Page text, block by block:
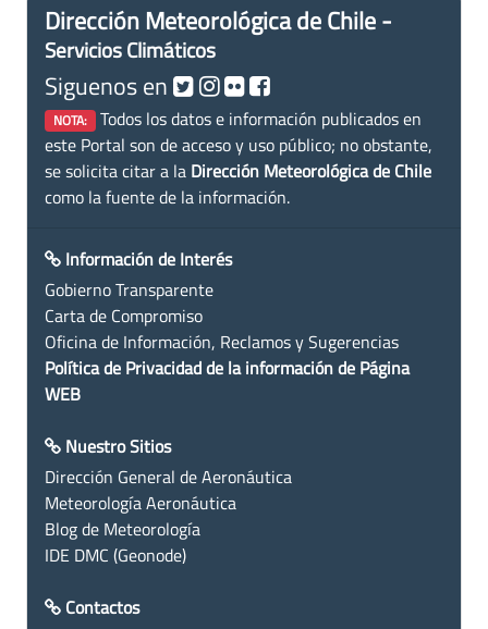
Dirección Meteorológica de Chile -
Servicios Climáticos
Siguenos en
NOTA: Todos los datos e información publicados en
este Portal son de acceso y uso público; no obstante,
se solicita citar a la Dirección Meteorológica de Chile
como la fuente de la información.
Información de Interés
Gobierno Transparente
Carta de Compromiso
Oficina de Información, Reclamos y Sugerencias
Política de Privacidad de la información de Página
WEB
Nuestro Sitios
Dirección General de Aeronáutica
Meteorología Aeronáutica
Blog de Meteorología
IDE DMC (Geonode)
Contactos